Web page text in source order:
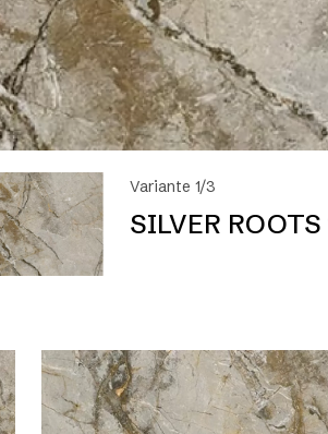
Variante 1/3
SILVER ROOTS